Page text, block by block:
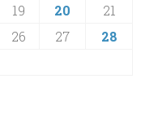
19 20
21
26 27
28